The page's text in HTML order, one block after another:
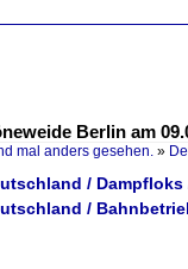
Berlin am
mal anders gesehen. »
/ Dampfloks
/